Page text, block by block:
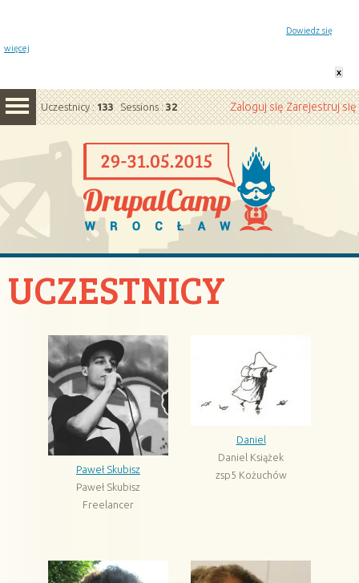
Dowiedz się
więcej
x
Uczestnicy :133 Sessions :32 Zaloguj sięZarejestruj się
UCZESTNICY
Paweł Skubisz
Paweł Skubisz
Freelancer
Daniel
Daniel Książek
zsp5 Kożuchów